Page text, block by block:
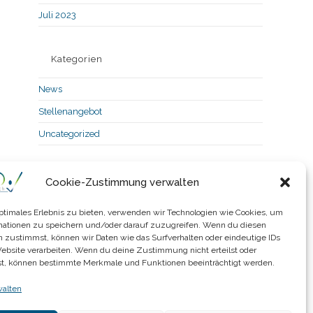
Cookie-Zustimmung verwalten
Erlebnis zu bieten, verwenden wir Technologien wie Cookies, um
zu speichern und/oder darauf zuzugreifen. Wenn du diesen
zustimmst, können wir Daten wie das Surfverhalten oder eindeutige IDs
verarbeiten. Wenn du deine Zustimmung nicht erteilst oder
können bestimmte Merkmale und Funktionen beeinträchtigt werden.
Juli 2023
Kategorien
News
Stellenangebot
Uncategorized
Meta
Feed der Einträge
Kommentar-Feed
WordPress.org
Impressum